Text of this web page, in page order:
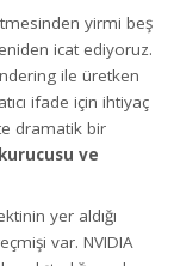
yirmi beş
icat ediyoruz.
ile üretken
ifade için ihtiyaç
dramatik bir
ve
yer aldığı
var. NVIDIA